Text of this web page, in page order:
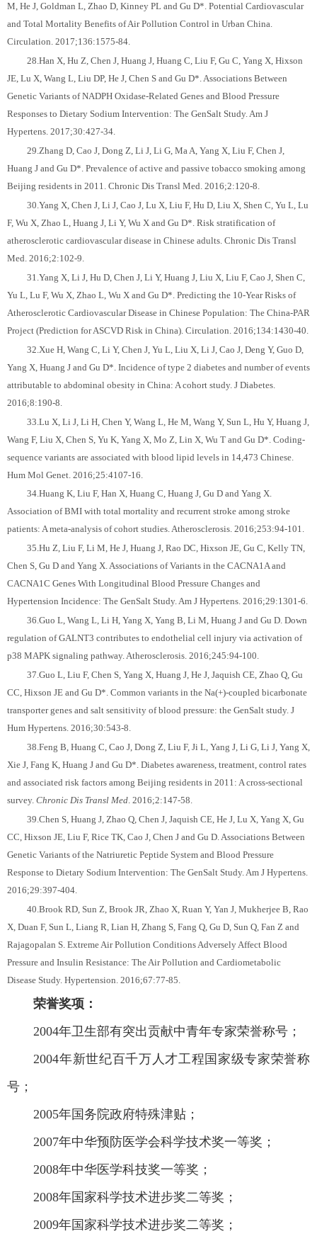
M, He J, Goldman L, Zhao D, Kinney PL and Gu D*. Potential Cardiovascular
and Total Mortality Benefits of Air Pollution Control in Urban China.
Circulation. 2017;136:1575-84.
28.Han X, Hu Z, Chen J, Huang J, Huang C, Liu F, Gu C, Yang X, Hixson
JE, Lu X, Wang L, Liu DP, He J, Chen S and Gu D*. Associations Between
Genetic Variants of NADPH Oxidase-Related Genes and Blood Pressure
Responses to Dietary Sodium Intervention: The GenSalt Study. Am J
Hypertens. 2017;30:427-34.
29.Zhang D, Cao J, Dong Z, Li J, Li G, Ma A, Yang X, Liu F, Chen J,
Huang J and Gu D*. Prevalence of active and passive tobacco smoking among
Beijing residents in 2011. Chronic Dis Transl Med. 2016;2:120-8.
30.Yang X, Chen J, Li J, Cao J, Lu X, Liu F, Hu D, Liu X, Shen C, Yu L, Lu
F, Wu X, Zhao L, Huang J, Li Y, Wu X and Gu D*. Risk stratification of
atherosclerotic cardiovascular disease in Chinese adults. Chronic Dis Transl
Med. 2016;2:102-9.
31.Yang X, Li J, Hu D, Chen J, Li Y, Huang J, Liu X, Liu F, Cao J, Shen C,
Yu L, Lu F, Wu X, Zhao L, Wu X and Gu D*. Predicting the 10-Year Risks of
Atherosclerotic Cardiovascular Disease in Chinese Population: The China-PAR
Project (Prediction for ASCVD Risk in China). Circulation. 2016;134:1430-40.
32.Xue H, Wang C, Li Y, Chen J, Yu L, Liu X, Li J, Cao J, Deng Y, Guo D,
Yang X, Huang J and Gu D*. Incidence of type 2 diabetes and number of events
attributable to abdominal obesity in China: A cohort study. J Diabetes.
2016;8:190-8.
33.Lu X, Li J, Li H, Chen Y, Wang L, He M, Wang Y, Sun L, Hu Y, Huang J,
Wang F, Liu X, Chen S, Yu K, Yang X, Mo Z, Lin X, Wu T and Gu D*. Coding-
sequence variants are associated with blood lipid levels in 14,473 Chinese.
Hum Mol Genet. 2016;25:4107-16.
34.Huang K, Liu F, Han X, Huang C, Huang J, Gu D and Yang X.
Association of BMI with total mortality and recurrent stroke among stroke
patients: A meta-analysis of cohort studies. Atherosclerosis. 2016;253:94-101.
35.Hu Z, Liu F, Li M, He J, Huang J, Rao DC, Hixson JE, Gu C, Kelly TN,
Chen S, Gu D and Yang X. Associations of Variants in the CACNA1A and
CACNA1C Genes With Longitudinal Blood Pressure Changes and
Hypertension Incidence: The GenSalt Study. Am J Hypertens. 2016;29:1301-6.
36.Guo L, Wang L, Li H, Yang X, Yang B, Li M, Huang J and Gu D. Down
regulation of GALNT3 contributes to endothelial cell injury via activation of
p38 MAPK signaling pathway. Atherosclerosis. 2016;245:94-100.
37.Guo L, Liu F, Chen S, Yang X, Huang J, He J, Jaquish CE, Zhao Q, Gu
CC, Hixson JE and Gu D*. Common variants in the Na(+)-coupled bicarbonate
transporter genes and salt sensitivity of blood pressure: the GenSalt study. J
Hum Hypertens. 2016;30:543-8.
38.Feng B, Huang C, Cao J, Dong Z, Liu F, Ji L, Yang J, Li G, Li J, Yang X,
Xie J, Fang K, Huang J and Gu D*. Diabetes awareness, treatment, control rates
and associated risk factors among Beijing residents in 2011: A cross-sectional
survey. Chronic Dis Transl Med . 2016;2:147-58.
39.Chen S, Huang J, Zhao Q, Chen J, Jaquish CE, He J, Lu X, Yang X, Gu
CC, Hixson JE, Liu F, Rice TK, Cao J, Chen J and Gu D. Associations Between
Genetic Variants of the Natriuretic Peptide System and Blood Pressure
Response to Dietary Sodium Intervention: The GenSalt Study. Am J Hypertens.
2016;29:397-404.
40.Brook RD, Sun Z, Brook JR, Zhao X, Ruan Y, Yan J, Mukherjee B, Rao
X, Duan F, Sun L, Liang R, Lian H, Zhang S, Fang Q, Gu D, Sun Q, Fan Z and
Rajagopalan S. Extreme Air Pollution Conditions Adversely Affect Blood
Pressure and Insulin Resistance: The Air Pollution and Cardiometabolic
Disease Study. Hypertension. 2016;67:77-85.
荣誉奖项 ：
2004年卫生部有突出贡献中青年专家荣誉称号；
2004年新世纪百千万人才工程国家级专家荣誉称
号；
2005年国务院政府特殊津贴；
2007年中华预防医学会科学技术奖一等奖；
2008年中华医学科技奖一等奖；
2008年国家科学技术进步奖二等奖；
2009年国家科学技术进步奖二等奖；